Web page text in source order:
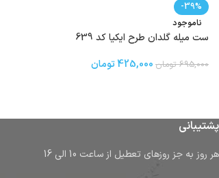
-39%
ناموجود
ست میله گلدان طرح ایکیا کد 639
695,000 تومان 425,000تومان
پشتیبانی
هر روز به جز روزهای تعطیل از ساعت 10 الی 16